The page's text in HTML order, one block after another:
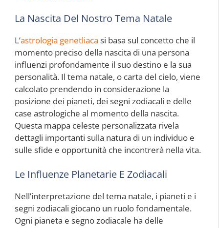
La Nascita Del Nostro Tema Natale
L’astrologia genetliaca si basa sul concetto che il
momento preciso della nascita di una persona
influenzi profondamente il suo destino e la sua
personalità. Il tema natale, o carta del cielo, viene
calcolato prendendo in considerazione la
posizione dei pianeti, dei segni zodiacali e delle
case astrologiche al momento della nascita.
Questa mappa celeste personalizzata rivela
dettagli importanti sulla natura di un individuo e
sulle sfide e opportunità che incontrerà nella vita.
Le Influenze Planetarie E Zodiacali
Nell’interpretazione del tema natale, i pianeti e i
segni zodiacali giocano un ruolo fondamentale.
Ogni pianeta e segno zodiacale ha delle